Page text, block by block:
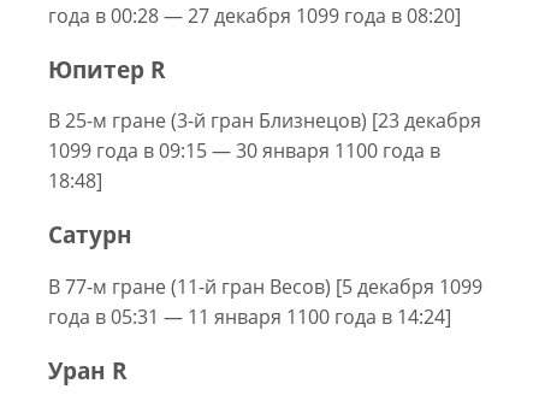
года в 00:28 — 27 декабря 1099 года в 08:20]
Юпитер R
В 25-м гране (3-й гран Близнецов) [23 декабря
1099 года в 09:15 — 30 января 1100 года в
18:48]
Сатурн
В 77-м гране (11-й гран Весов) [5 декабря 1099
года в 05:31 — 11 января 1100 года в 14:24]
Уран R